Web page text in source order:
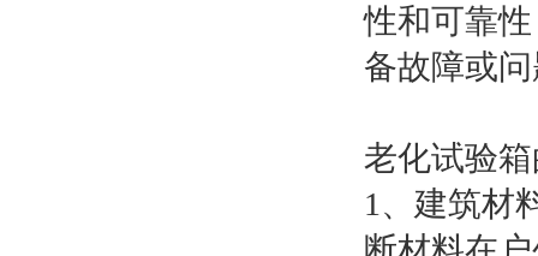
性和可靠
备故障或
老化试验
1、建筑材